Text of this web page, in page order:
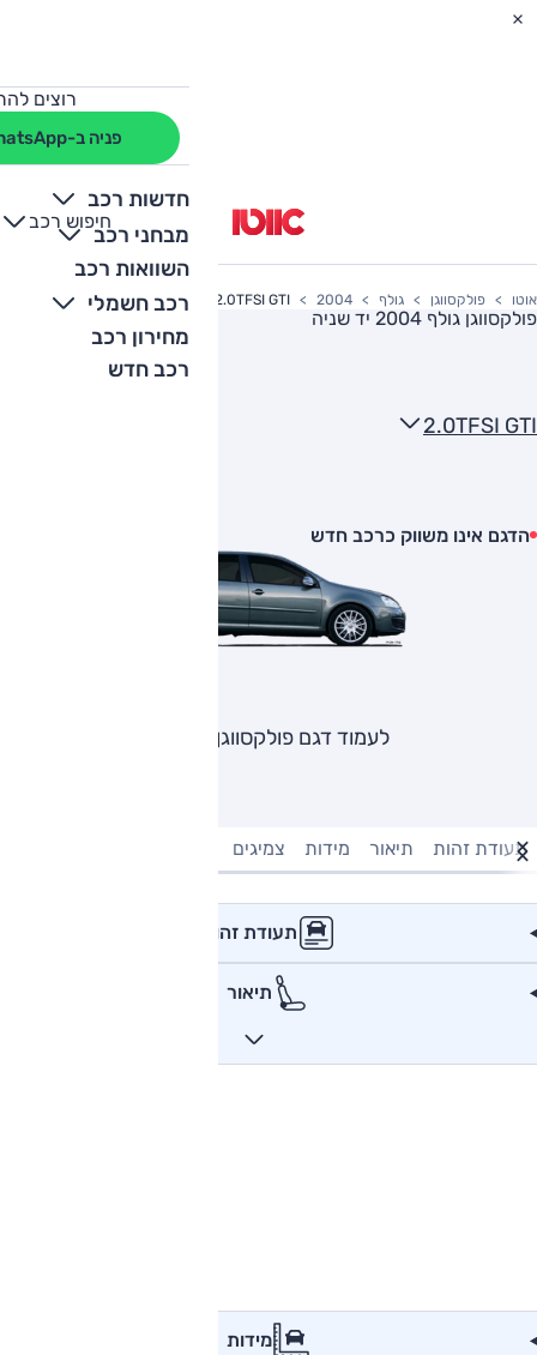
רוצים
פניה ב-WhatsApp
חדשות רכב
מבחני רכב
השוואות רכב
רכב חשמלי
מחירון רכב
רכב חדש
חיפוש רכב
+
-
אוטו פולקסווגן גולף 2004
2.0TFSI GTI
פולקסווגן גולף 2004 יד שניה
2.0TFSI GTI
הדגם אינו משווק כרכב חדש
לעמוד דגם פולקסווגן גולף
תעודת זהות תיאור מידות צמיגים
תעודת זהות
תיאור
מידות